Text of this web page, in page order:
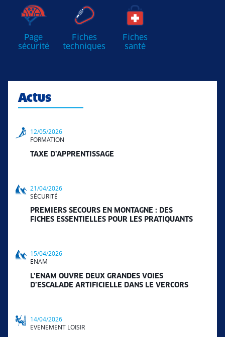
Page
sécurité
Fiches
techniques
Fiches
santé
Actus
12/05/2026
FORMATION
TAXE D’APPRENTISSAGE
21/04/2026
SÉCURITÉ
PREMIERS SECOURS EN MONTAGNE : DES
FICHES ESSENTIELLES POUR LES PRATIQUANTS
15/04/2026
ENAM
L’ENAM OUVRE DEUX GRANDES VOIES
D’ESCALADE ARTIFICIELLE DANS LE VERCORS
14/04/2026
EVENEMENT LOISIR